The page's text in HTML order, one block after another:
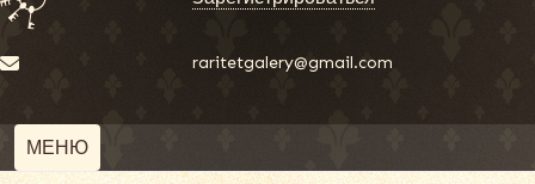
raritetgalery@gmail.com
МЕНЮ